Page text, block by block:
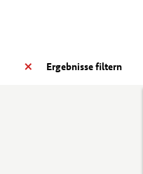
Ergebnisse filtern